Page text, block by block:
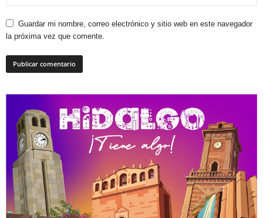
Guardar mi nombre, correo electrónico y sitio web en este navegador
la próxima vez que comente.